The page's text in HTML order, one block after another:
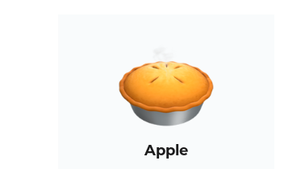
Apple